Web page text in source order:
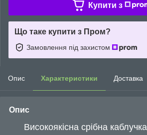
Купити з
Що таке купити з Пром?
Замовлення під захистом
Опис Характеристики Доставка
Опис
Високоякісна срібна каблучка